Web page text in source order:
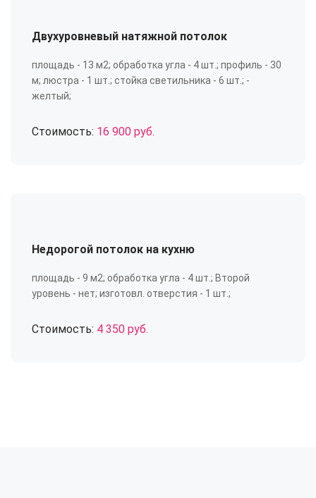
Двухуровневый натяжной потолок
площадь - 13 м2; обработка угла - 4 шт.; профиль - 30
м; люстра - 1 шт.; стойка светильника - 6 шт.; -
желтый;
Стоимость: 16 900 руб.
Недорогой потолок на кухню
площадь - 9 м2; обработка угла - 4 шт.; Второй
уровень - нет; изготовл. отверстия - 1 шт.;
Стоимость: 4 350 руб.